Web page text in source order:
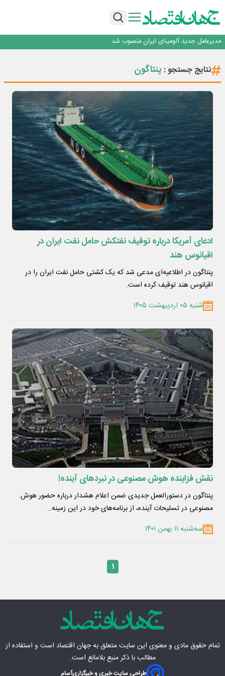
بازگشت فرش ماشینی به اصفهان پس از هفت سال؛ دو نمایشگاه تخصصی در شهر
مدیرعامل جدید آلومینای ایران منصوب شد
رونمایی فولاد غدیر نی ریز از سامانه ی « آقای پولاد»
بازگشت فرش ماشینی به اصفهان پس از هفت سال؛ دو نمایشگاه تخصصی در شهر
نتایج جستجو : پنتاگون
ادعای آمریکا درباره توقیف نفتکش حامل نفت ایران در
اقیانوس هند
پنتاگون در اطلاعیه‌ای مدعی شد که یک کشتی حامل نفت ایران را در
اقیانوس هند توقیف کرده است.
شنبه ۰۵ اردیبهشت ۱۴۰۵
نقش فزاینده هوش مصنوعی در نبردهای آینده!
پنتاگون در دستورالعمل جدیدی ضمن اعلام هشدار درباره حضور هوش
مصنوعی در تسلیحات آینده، از برنامه‌های خود در این زمینه…
سه‌شنبه ۱۱ بهمن ۱۴۰۱
۱
تمام حقوق مادی‌ و معنوی این سایت متعلق بهجهان اقتصاد است و استفاده از
مطالب با ذکر منبع بلامانع است.
طراحی سایت خبری و خبرگزاریآسام